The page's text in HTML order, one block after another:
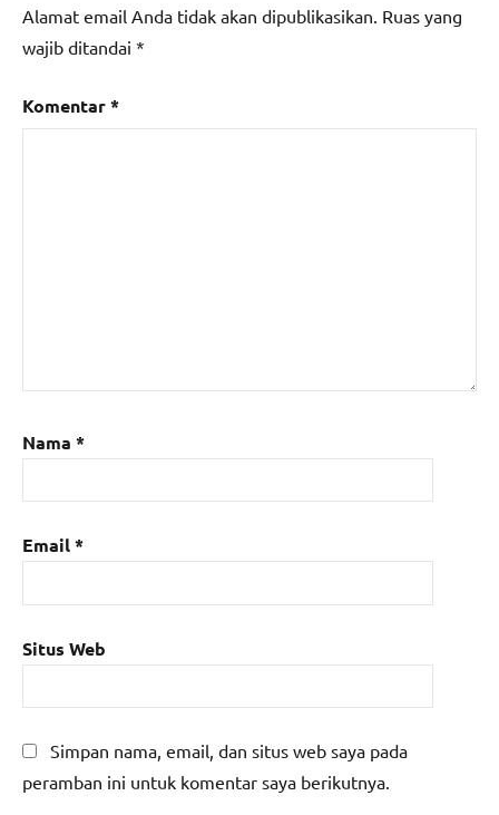
Alamat email Anda tidak akan dipublikasikan. Ruas yang
wajib ditandai *
Komentar*
Nama *
Email*
Situs Web
Simpan nama, email, dan situs web saya pada
peramban ini untuk komentar saya berikutnya.